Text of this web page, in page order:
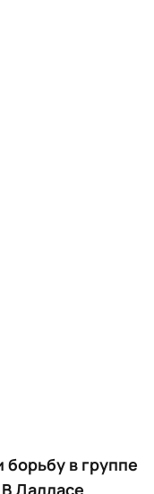
в группе
Далласе